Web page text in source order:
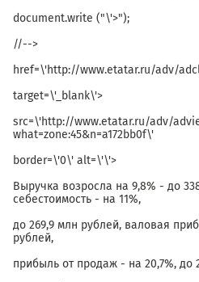
document.write ("\'>");
//-->
href=\'http://www.etatar.ru/adv/
target=\'_blank\'>
src=\'http://www.etatar.ru/adv/
what=zone:45&n=a172bb0f\'
border=\'0\' alt=\'\'>
Выручка возросла на 9,8% - до
себестоимость - на 11%,
до 269,9 млн рублей, валовая
рублей,
прибыль от продаж - на 20,7%, до